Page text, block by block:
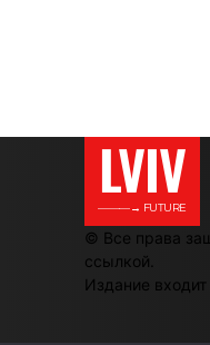
LVIV
———→ FUTURE
© Все права
ссылкой.
Издание входит